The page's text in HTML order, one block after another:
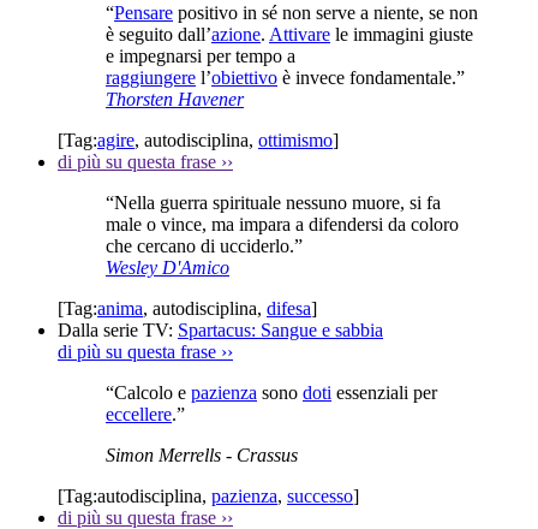
“Pensare positivo in sé non serve a niente, se non
è seguito dall’azione. Attivare le immagini giuste
e impegnarsi per tempo a
raggiungere l’obiettivo è invece fondamentale.”
Thorsten Havener
[Tag:agire, autodisciplina, ottimismo]
di più su questa frase ››
“Nella guerra spirituale nessuno muore, si fa
male o vince, ma impara a difendersi da coloro
che cercano di ucciderlo.”
Wesley D'Amico
[Tag:anima, autodisciplina, difesa]
Dalla serie TV: Spartacus: Sangue e sabbia
di più su questa frase ››
“Calcolo e pazienza sono doti essenziali per
eccellere.”
Simon Merrells - Crassus
[Tag:autodisciplina, pazienza, successo]
di più su questa frase ››